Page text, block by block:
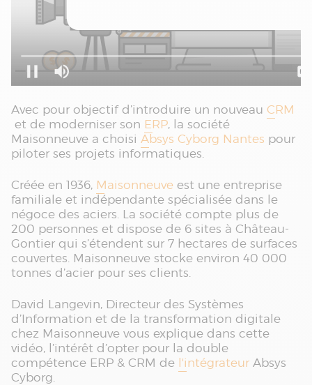
Avec pour objectif d’introduire un nouveau CRM
et de moderniser son ERP, la société
Maisonneuve a choisi Absys Cyborg Nantes pour
piloter ses projets informatiques.
Créée en 1936, Maisonneuve est une entreprise
familiale et indépendante spécialisée dans le
négoce des aciers. La société compte plus de
200 personnes et dispose de 6 sites à Château-
Gontier qui s’étendent sur 7 hectares de surfaces
couvertes. Maisonneuve stocke environ 40 000
tonnes d’acier pour ses clients.
David Langevin, Directeur des Systèmes
d’Information et de la transformation digitale
chez Maisonneuve vous explique dans cette
vidéo, l’intérêt d’opter pour la double
compétence ERP & CRM de l'intégrateur Absys
Cyborg.